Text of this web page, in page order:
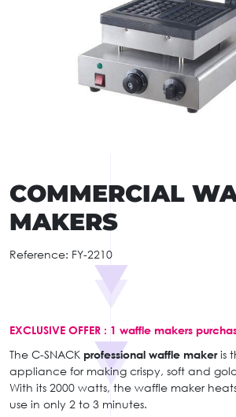
COMMERCIAL
MAKERS
Reference: FY-2210
EXCLUSIVE OFFER : 1 waffle makers
The C-SNACK professional waffle makeris
appliance for making crispy, soft and
With its 2000 watts, the waffle maker
use in only 2 to 3 minutes.